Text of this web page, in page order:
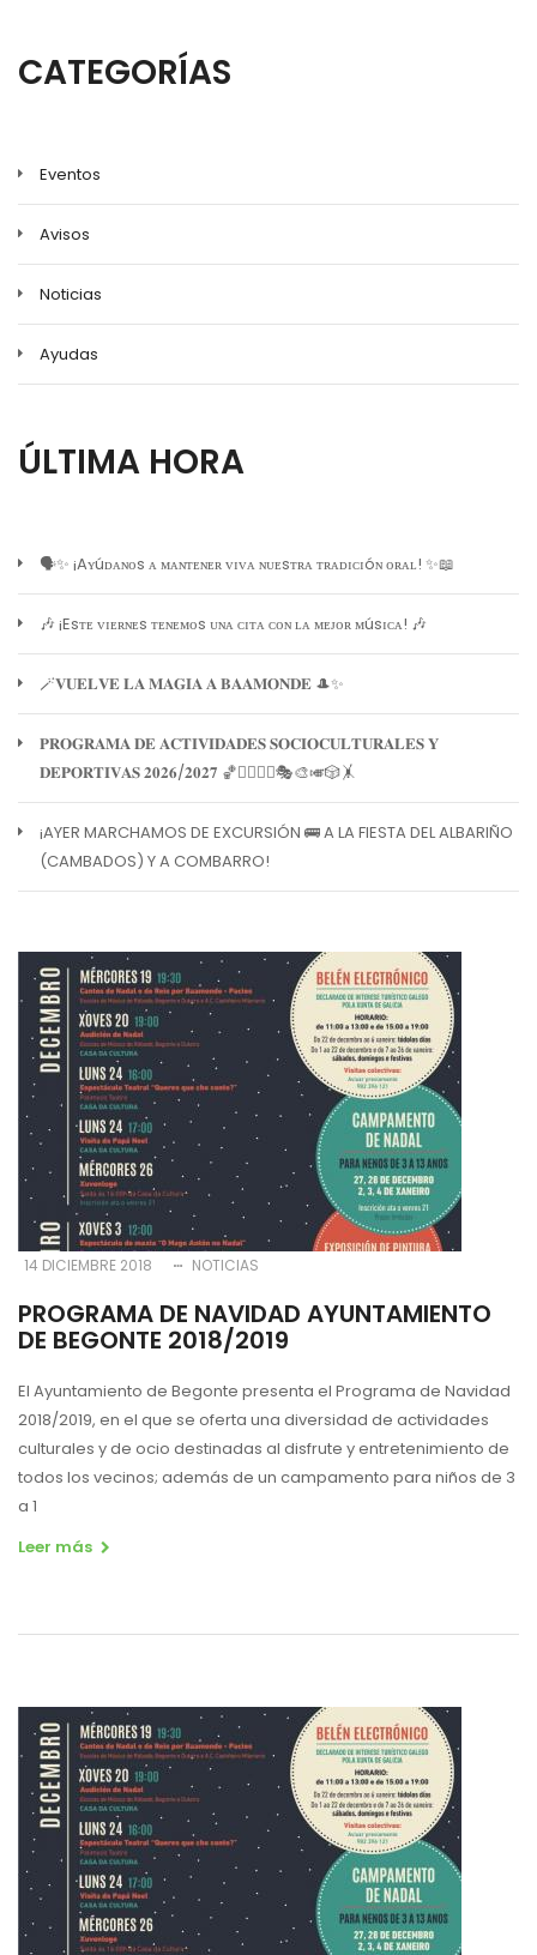
la
navegación
CATEGORÍAS
Eventos
Avisos
Noticias
Ayudas
ÚLTIMA HORA
🗣️✨ ¡Aʏúᴅᴀɴᴏs ᴀ ᴍᴀɴᴛᴇɴᴇʀ ᴠɪᴠᴀ ɴᴜᴇsᴛʀᴀ ᴛʀᴀᴅɪᴄɪóɴ ᴏʀᴀʟ! ✨📖
🎶 ¡Esᴛᴇ ᴠɪᴇʀɴᴇs ᴛᴇɴᴇᴍᴏs ᴜɴᴀ ᴄɪᴛᴀ ᴄᴏɴ ʟᴀ ᴍᴇᴊᴏʀ ᴍúsɪᴄᴀ! 🎶
🪄𝐕𝐔𝐄𝐋𝐕𝐄 𝐋𝐀 𝐌𝐀𝐆𝐈𝐀 𝐀 𝐁𝐀𝐀𝐌𝐎𝐍𝐃𝐄 🎩✨
𝐏𝐑𝐎𝐆𝐑𝐀𝐌𝐀 𝐃𝐄 𝐀𝐂𝐓𝐈𝐕𝐈𝐃𝐀𝐃𝐄𝐒 𝐒𝐎𝐂𝐈𝐎𝐂𝐔𝐋𝐓𝐔𝐑𝐀𝐋𝐄𝐒 𝐘
𝐃𝐄𝐏𝐎𝐑𝐓𝐈𝐕𝐀𝐒 𝟐𝟎𝟐𝟔/𝟐𝟎𝟐𝟕 🏀🏊‍♀️🧘‍♀️🎭🎨🎺🎲🤸
¡AYER MARCHAMOS DE EXCURSIÓN 🚌 A LA FIESTA DEL ALBARIÑO
(CAMBADOS) Y A COMBARRO!
14 DICIEMBRE 2018 NOTICIAS
PROGRAMA DE NAVIDAD AYUNTAMIENTO
DE BEGONTE 2018/2019
El Ayuntamiento de Begonte presenta el Programa de Navidad
2018/2019, en el que se oferta una diversidad de actividades
culturales y de ocio destinadas al disfrute y entretenimiento de
todos los vecinos; además de un campamento para niños de 3
a 1
Leer más